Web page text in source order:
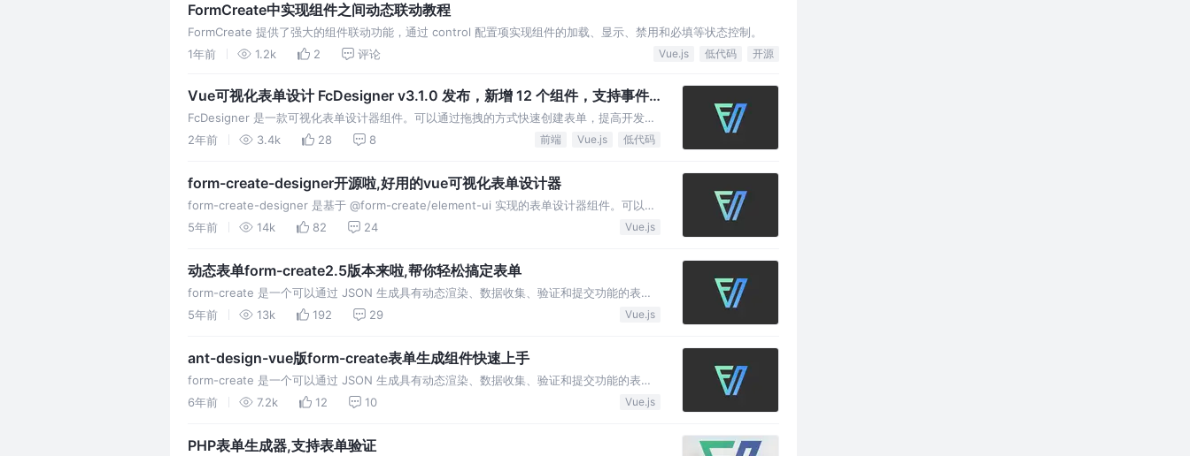
FormCreate中实现组件之间动态联动教程
FormCreate 提供了强大的组件联动功能，通过 control 配置项实现组件的加载、显示、禁用和必填等状态控制。
1年前
1.2k 2 评论 Vue.js 低代码 开源
Vue可视化表单设计 FcDesigner v3.1.0 发布，新增 12 个组件，支持事件
配置等
FcDesigner 是一款可视化表单设计器组件。可以通过拖拽的方式快速创建表单，提高开发者
对表单的开发效率，节省开发者的时间。
2年前 3.4k 28 8 前端 Vue.js 低代码
form-create-designer开源啦,好用的vue可视化表单设计器
form-create-designer 是基于 @form-create/element-ui 实现的表单设计器组件。可以通
过拖拽的方式快速创建表单，轻松帮你搞定表单。
5年前 14k 82 24 Vue.js
动态表单form-create2.5版本来啦,帮你轻松搞定表单
form-create 是一个可以通过 JSON 生成具有动态渲染、数据收集、验证和提交功能的表单
生成组件。支持3个UI框架，并且支持生成任何 Vue 组件。内置20种常用表单组件和自定义
5年前 13k 192 29 Vue.js
ant-design-vue版form-create表单生成组件快速上手
form-create 是一个可以通过 JSON 生成具有动态渲染、数据收集、验证和提交功能的表单
生成器。并且支持生成任何 Vue 组件。结合内置17种常用表单组件和自定义组件，再复杂的
6年前 7.2k 12 10 Vue.js
PHP表单生成器,支持表单验证